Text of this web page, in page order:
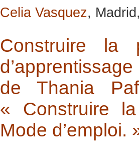
Celia Vasquez,
Construire la
de Thania
« Construire
Mode d’emploi.